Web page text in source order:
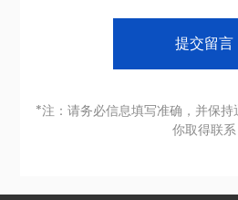
提交留言
*注：请务必信息填写准确，并保
你取得联系